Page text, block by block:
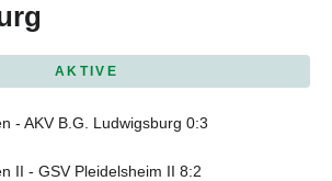
AKTIVE
- AKV B.G. Ludwigsburg 0:3
II - GSV Pleidelsheim II 8:2